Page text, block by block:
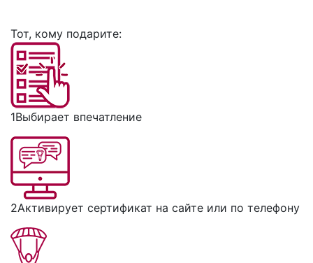
Тот, кому подарите:
1Выбирает впечатление
2Активирует сертификат на сайте или по телефону